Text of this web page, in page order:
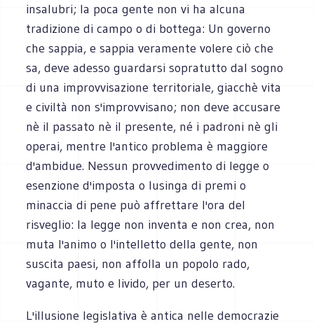
insalubri; la poca gente non vi ha alcuna
tradizione di campo o di bottega: Un governo
che sappia, e sappia veramente volere ciò che
sa, deve adesso guardarsi sopratutto dal sogno
di una improvvisazione territoriale, giacchè vita
e civiltà non s'improvvisano; non deve accusare
nè il passato nè il presente, né i padroni nè gli
operai, mentre l'antico problema è maggiore
d'ambidue. Nessun provvedimento di legge o
esenzione d'imposta o lusinga di premi o
minaccia di pene può affrettare l'ora del
risveglio: la legge non inventa e non crea, non
muta l'animo o l'intelletto della gente, non
suscita paesi, non affolla un popolo rado,
vagante, muto e livido, per un deserto.
L'illusione legislativa è antica nelle democrazie